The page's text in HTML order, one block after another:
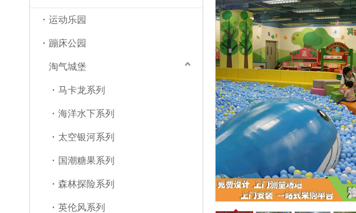
运动乐园
蹦床公园
淘气城堡
马卡龙系列
海洋水下系列
太空银河系列
国潮糖果系列
森林探险系列
英伦风系列